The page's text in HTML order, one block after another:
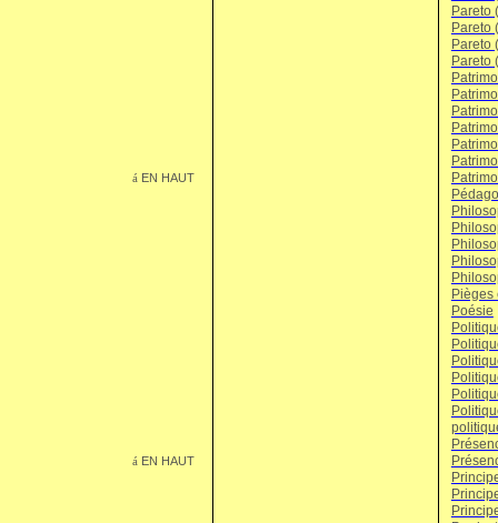
Pareto
Pareto
Pareto
Pareto
á EN HAUT
Pièges
Poésie
á EN HAUT